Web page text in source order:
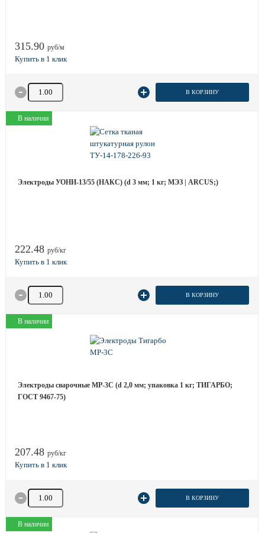
315.90 руб/м
Количество товара В КОРЗИНУ
В наличии
Электроды УОНИ-13/55 (НАКС) (d 3 мм; 1 кг; МЭЗ | ARCUS;)
222.48 руб/кг
Количество товара В КОРЗИНУ
В наличии
Электроды сварочные МР-3С (d 2,0 мм; упаковка 1 кг; ТИГАРБО;
ГОСТ 9467-75)
207.48 руб/кг
Количество товара В КОРЗИНУ
В наличии